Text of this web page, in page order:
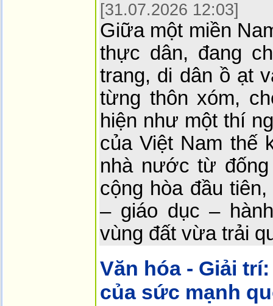
[31.07.2026 12:03]
Giữa một miền
thực dân, đang
trang, di dân ồ ạt
từng thôn xóm,
hiện như một thí
của Việt Nam thế
nhà nước từ
cộng hòa đầu
– giáo dục –
vùng đất vừa trải
Văn hóa - Giải trí:
của sức mạnh